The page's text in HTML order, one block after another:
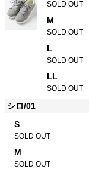
SOLD OUT
M
SOLD OUT
L
SOLD OUT
LL
SOLD OUT
シロ/01
S
SOLD OUT
M
SOLD OUT